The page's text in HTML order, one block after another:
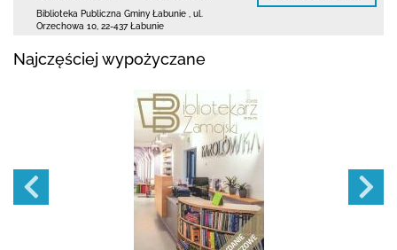
Biblioteka Publiczna Gminy Łabunie
ul.
Orzechowa 10 22-437 Łabunie
Najczęściej wypożyczane